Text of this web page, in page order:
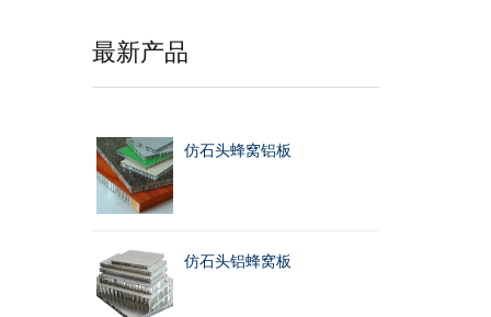
最新产品
仿石头蜂窝铝板
仿石头铝蜂窝板